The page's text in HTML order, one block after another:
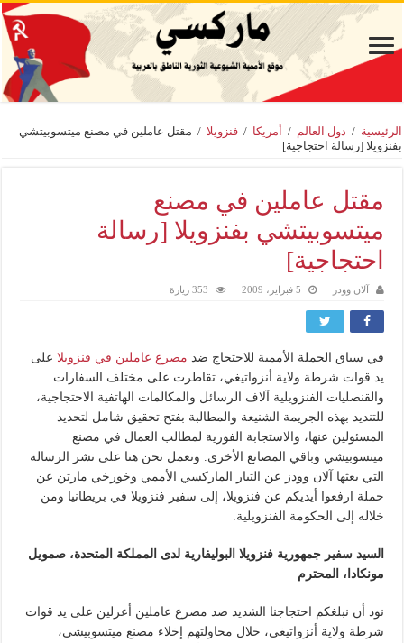
الرئيسية / دول العالم / أمريكا / فنزويلا / مقتل عاملين في مصنع ميتسوبيتشي
بفنزويلا [رسالة احتجاجية]
مقتل عاملين في مصنع
ميتسوبيتشي بفنزويلا [رسالة
احتجاجية]
آلان وودز 5 فبراير، 2009 353 زيارة
في سياق الحملة الأممية للاحتجاج ضد مصرع عاملين في فنزويلا على
يد قوات شرطة ولاية أنزواتيغي، تقاطرت على مختلف السفارات
والقنصليات الفنزويلية آلاف الرسائل والمكالمات الهاتفية الاحتجاجية،
للتنديد بهذه الجريمة الشنيعة والمطالبة بفتح تحقيق شامل لتحديد
المسئولين عنها، والاستجابة الفورية لمطالب العمال في مصنع
ميتسوبيشي وباقي المصانع الأخرى. ونعمل نحن هنا على نشر الرسالة
التي بعثها آلان وودز عن التيار الماركسي الأممي وخورخي مارتن عن
حملة ارفعوا أيديكم عن فنزويلا، إلى سفير فنزويلا في بريطانيا ومن
خلاله إلى الحكومة الفنزويلية.
السيد سفير جمهورية فنزويلا البوليفارية لدى المملكة المتحدة، صمويل
مونكادا، المحترم
نود أن نبلغكم احتجاجنا الشديد ضد مصرع عاملين أعزلين على يد قوات
شرطة ولاية أنزواتيغي، خلال محاولتهم إخلاء مصنع ميتسوبيشي،